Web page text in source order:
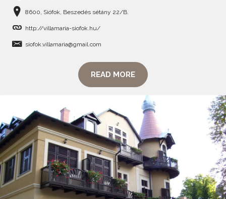
8600, Siófok, Beszedés sétány 22/B.
http://villamaria-siofok.hu/
siofok.villamaria@gmail.com
READ MORE